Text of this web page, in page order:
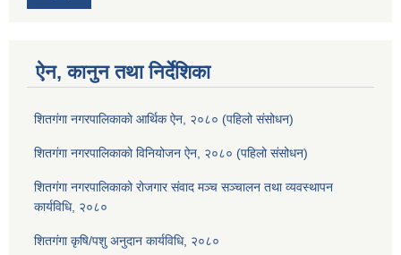
ऐन, कानुन तथा निर्देशिका
शितगंगा नगरपालिकाकाे आर्थिक ऐन, २०८० (पहिलो संसोधन)
शितगंगा नगरपालिकाकाे विनियोजन ऐन, २०८० (पहिलो संसोधन)
शितगंगा नगरपालिकाको रोजगार संवाद मञ्च सञ्चालन तथा व्यवस्थापन
कार्यविधि, २०८०
शितगंगा कृषि/पशु अनुदान कार्यविधि, २०८०